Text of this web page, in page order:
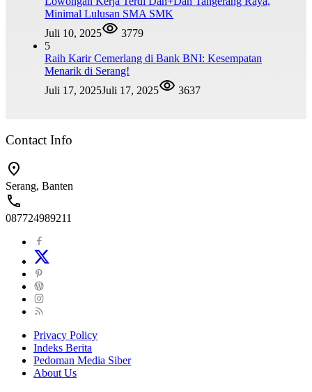
Minimal Lulusan SMA SMK
Juli 10, 2025
3779
5
Raih Karir Cemerlang di Bank BNI: Kesempatan
Menarik di Serang!
Juli 17, 2025Juli 17, 2025 3637
Contact Info
Serang, Banten
087724989211
Privacy Policy
Indeks Berita
Pedoman Media Siber
About Us